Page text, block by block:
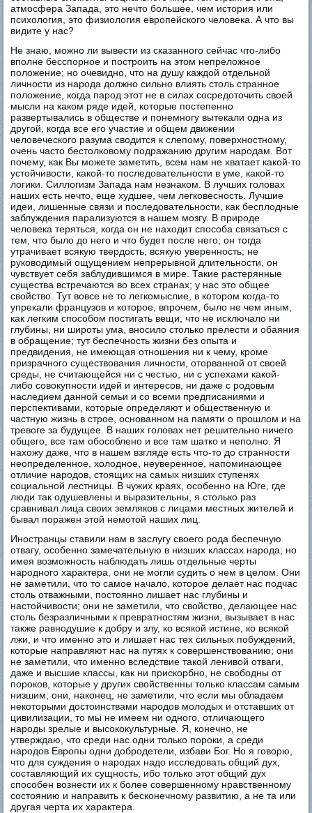
атмосфера Запада, это нечто большее, чем история или
психология, это физиология европейского человека. А что вы
видите у нас?
Не знаю, можно ли вывести из сказанного сейчас что-либо
вполне бесспорное и построить на этом непреложное
положение; но очевидно, что на душу каждой отдельной
личности из народа должно сильно влиять столь странное
положение, когда парод этот не в силах сосредоточить своей
мысли на каком ряде идей, которые постепенно
развертывались в обществе и понемногу вытекали одна из
другой, когда все его участие и общем движении
человеческого разума сводится к слепому, поверхностному,
очень часто бестолковому подражанию другим народам. Вот
почему, как Вы можете заметить, всем нам не хватает какой-то
устойчивости, какой-то последовательности в уме, какой-то
логики. Силлогизм Запада нам незнаком. В лучших головах
наших есть нечто, еще худшее, чем легковесность. Лучшие
идеи, лишенные связи и последовательности, как бесплодные
заблуждения парализуются в нашем мозгу. В природе
человека теряться, когда он не находит способа связаться с
тем, что было до него и что будет после него; он тогда
утрачивает всякую твердость, всякую уверенность; не
руководимый ощущением непрерывной длительности, он
чувствует себя заблудившимся в мире. Такие растерянные
существа встречаются во всех странах; у нас это общее
свойство. Тут вовсе не то легкомыслие, в котором когда-то
упрекали французов и которое, впрочем, было не чем иным,
как легким способом постигать вещи, что не исключало ни
глубины, ни широты ума, вносило столько прелести и обаяния
в обращение; тут беспечность жизни без опыта и
предвидения, не имеющая отношения ни к чему, кроме
призрачного существования личности, оторванной от своей
среды, не считающейся ни с честью, ни с успехами какой-
либо совокупности идей и интересов, ни даже с родовым
наследием данной семьи и со всеми предписаниями и
перспективами, которые определяют и общественную и
частную жизнь в строе, основанном на памяти о прошлом и на
тревоге за будущее. В наших головах нет решительно ничего
общего, все там обособлено и все там шатко и неполно. Я
нахожу даже, что в нашем взгляде есть что-то до странности
неопределенное, холодное, неуверенное, напоминающее
отличие народов, стоящих на самых низших ступенях
социальной лестницы. В чужих краях, особенно на Юге, где
люди так одушевлены и выразительны, я столько раз
сравнивал лица своих земляков с лицами местных жителей и
бывал поражен этой немотой наших лиц.
Иностранцы ставили нам в заслугу своего рода беспечную
отвагу, особенно замечательную в низших классах народа; но
имея возможность наблюдать лишь отдельные черты
народного характера, они не могли судить о нем в целом. Они
не заметили, что то самое начало, которое делает нас подчас
столь отважными, постоянно лишает нас глубины и
настойчивости; они не заметили, что свойство, делающее нас
столь безразличными к превратностям жизни, вызывает в нас
также равнодушие к добру и злу, ко всякой истине, ко всякой
лжи, и что именно это и лишает нас тех сильных побуждений,
которые направляют нас на путях к совершенствованию; они
не заметили, что именно вследствие такой ленивой отваги,
даже и высшие классы, как ни прискорбно, не свободны от
пороков, которые у других свойственны только классам самым
низшим; они, наконец, не заметили, что если мы обладаем
некоторыми достоинствами народов молодых и отставших от
цивилизации, то мы не имеем ни одного, отличающего
народы зрелые и высококультурные. Я, конечно, не
утверждаю, что среди нас одни только пороки, а среди
народов Европы одни добродетели, избави Бог. Но я говорю,
что для суждения о народах надо исследовать общий дух,
составляющий их сущность, ибо только этот общий дух
способен вознести их к более совершенному нравственному
состоянию и направить к бесконечному развитию, а не та или
другая черта их характера.